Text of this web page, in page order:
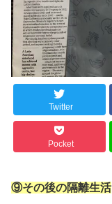
Twitter
Pocket
⑨その後の隔離生活